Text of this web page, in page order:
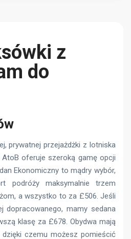
z
do
prywatnej przejażdżki z lotniska
oferuje szeroką gamę opcji
Ekonomiczny to mądry wybór,
podróży maksymalnie trzem
a wszystko to za £506. Jeśli
dopracowanego, mamy sedana
klasę za £678. Obydwa mają
czemu możesz pomieścić